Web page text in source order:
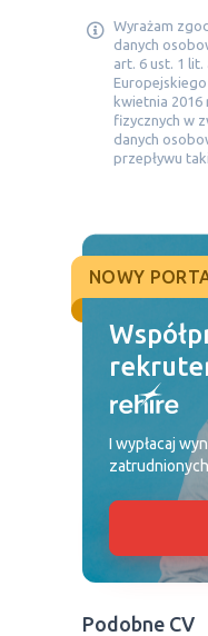
Wyrażam
danych
art. 6 ust. 1
Europejskiego
kwietnia 2016
fizycznych w
danych
przepływu
NOWY
I wypłacaj
Podobne CV